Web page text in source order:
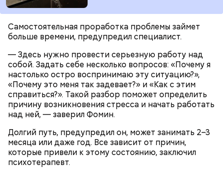
Самостоятельная проработка проблемы займет
больше времени, предупредил специалист.
— Здесь нужно провести серьезную работу над
собой. Задать себе несколько вопросов: «Почему я
настолько остро воспринимаю эту ситуацию?»,
«Почему это меня так задевает?» и «Как с этим
справиться?». Такой разбор поможет определить
причину возникновения стресса и начать работать
над ней, — заверил Фомин.
Долгий путь, предупредил он, может занимать 2–3
месяца или даже год. Все зависит от причин,
которые привели к этому состоянию, заключил
психотерапевт.
Вернет молодость и снизит
воспаление: диетолог Писарева
рассказала о пользе черники
— Лисички можно употреблять в различном виде:
жареном, вареном, тушеном, сушеном и соленом.
Однако с точки зрения пользы лучше отдать
предпочтение маринованным, соленым и тушеным
вариациям, — посоветовал эндокринолог.
«Новым рекордам — быть»: как
активность Эль-Ниньо может
отразиться на предстоящем лете
в России
По его словам, молния может распасться, улететь
или просто погаснуть. Однако есть риск, что она
может и взорваться.